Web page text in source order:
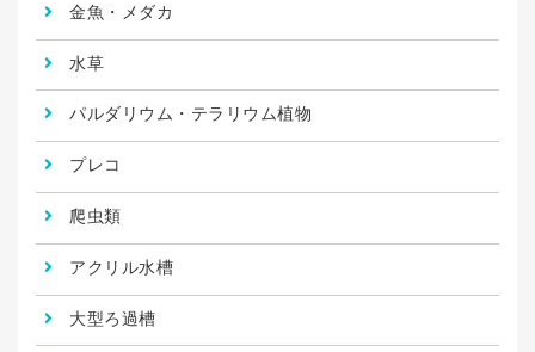
金魚・メダカ
水草
パルダリウム・テラリウム植物
プレコ
爬虫類
アクリル水槽
大型ろ過槽